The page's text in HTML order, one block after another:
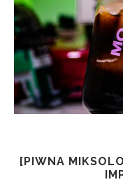
[PIWNA